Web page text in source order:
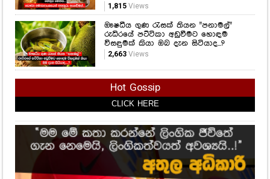
1,815Views
ඖෂධීය ගුණ රැසක් තියන "පනාමල්"
රුධිරයේ පට්ටිකා අඩුවීමට හොඳම
විසඳුමක් කියා ඔබ දැන සිටියාද...?
2,663Views
Hot Gossip
CLICK HERE